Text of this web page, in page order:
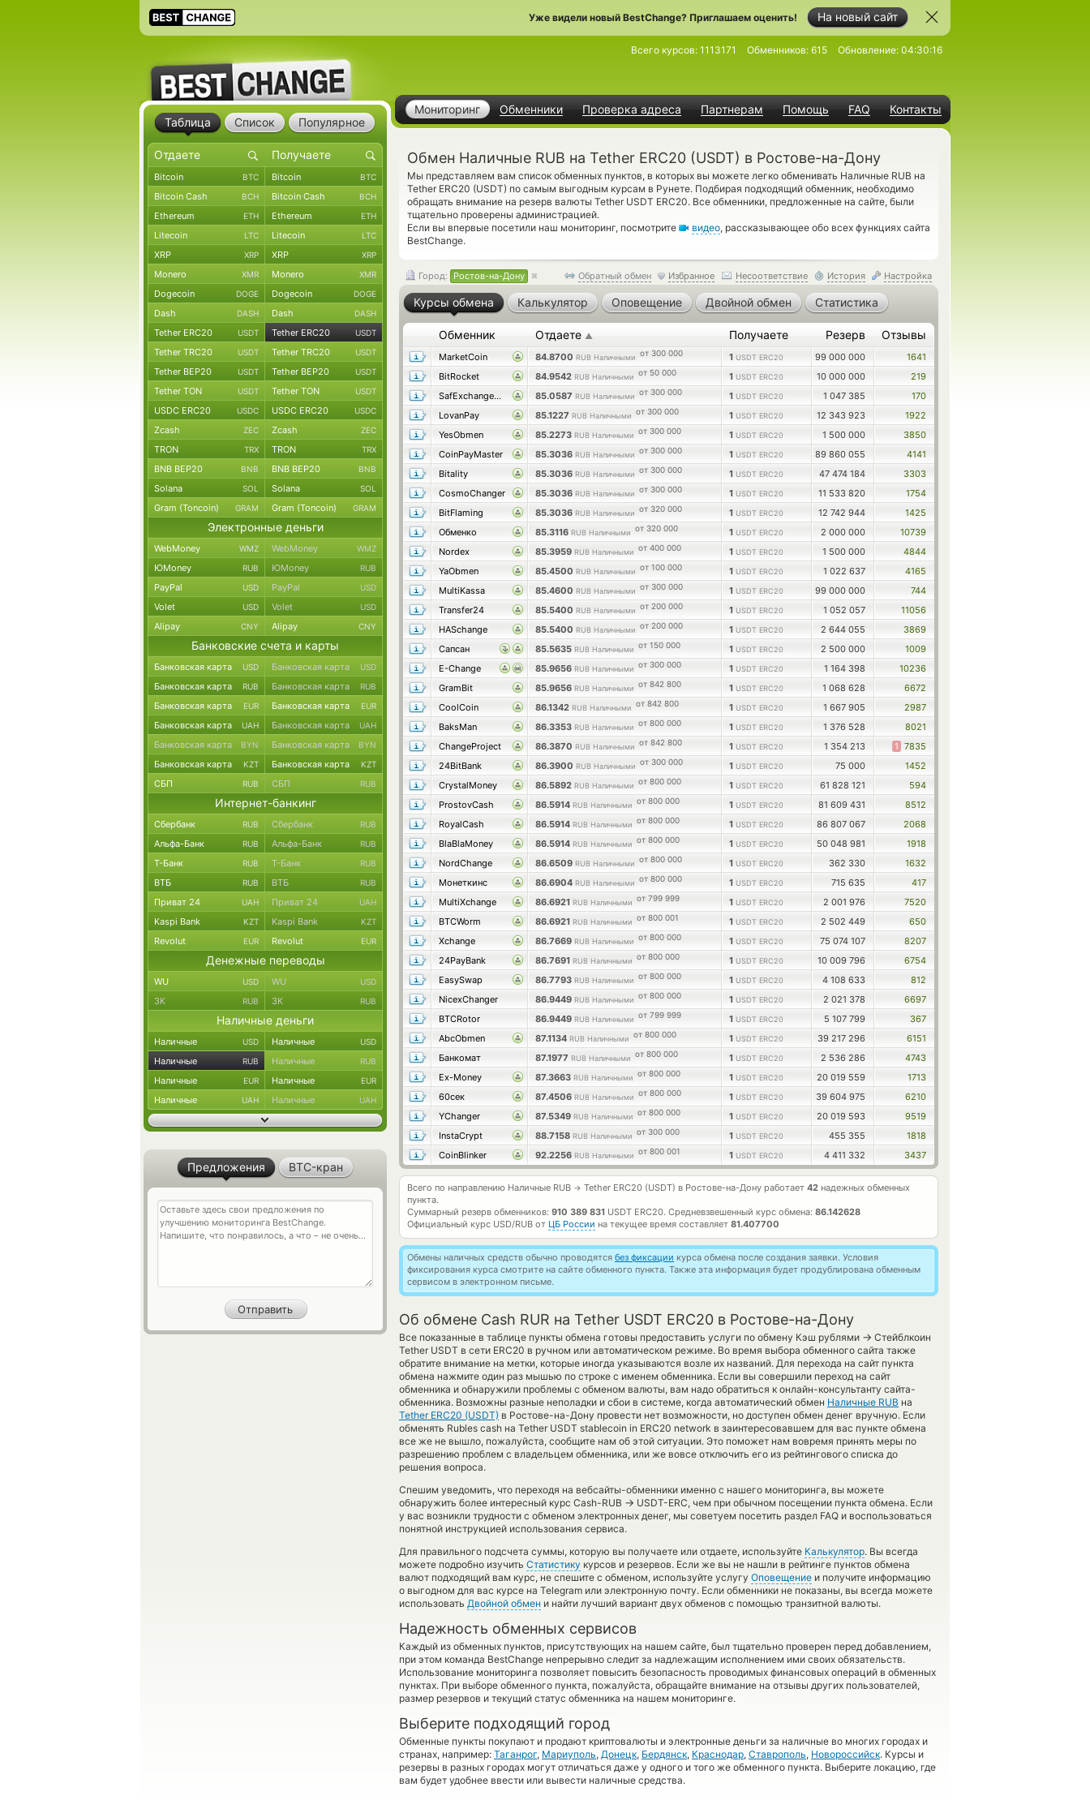
На новый сайт
Уже видели новый BestChange? Приглашаем оценить!
Мониторинг Обменники Проверка адреса Партнерам Помощь FAQ Контакты
Всего курсов: 1113171 Обменников: 615 Обновление: 04:30:16
Обмен Наличные RUB на Tether ERC20 (USDT) в Ростове-на-Дону
Мы представляем вам список обменных пунктов, в которых вы можете легко обменивать Наличные RUB на
Tether ERC20 (USDT) по самым выгодным курсам в Рунете. Подбирая подходящий обменник, необходимо
обращать внимание на резерв валюты Tether USDT ERC20. Все обменники, предложенные на сайте, были
тщательно проверены администрацией.
Если вы впервые посетили наш мониторинг, посмотрите
видео, рассказывающее обо всех функциях сайта
BestChange.
Обратный обмен Избранное Несоответствие История Настройка
Город: Ростов-на-Дону
Курсы обмена Калькулятор Оповещение Двойной обмен Статистика
Обменник Отдаете ▲ Получаете Резерв Отзывы
MarketCoin 84.8700 RUB Наличными от 300 000 1 USDT ERC20 99 000 000
1641
BitRocket
84.9542 RUB Наличными от 50 000 1 USDT ERC20 10 000 000
219
SafExchangePro
85.0587 RUB Наличными от 300 000 1 USDT ERC20 1 047 385
170
LovanPay
85.1227 RUB Наличными от 300 000 1 USDT ERC20 12 343 923
1922
YesObmen
85.2273 RUB Наличными от 300 000 1 USDT ERC20 1 500 000
3850
CoinPayMaster
85.3036 RUB Наличными от 300 000 1 USDT ERC20 89 860 055
4141
Bitality
85.3036 RUB Наличными от 300 000 1 USDT ERC20 47 474 184
3303
CosmoChanger
85.3036 RUB Наличными от 300 000 1 USDT ERC20 11 533 820
1754
BitFlaming
85.3036 RUB Наличными от 320 000 1 USDT ERC20 12 742 944
1425
Обменко
85.3116 RUB Наличными от 320 000 1 USDT ERC20 2 000 000
10739
Nordex
85.3959 RUB Наличными от 400 000 1 USDT ERC20 1 500 000
4844
YaObmen
85.4500 RUB Наличными от 100 000 1 USDT ERC20 1 022 637
4165
MultiKassa
85.4600 RUB Наличными от 300 000 1 USDT ERC20 99 000 000
744
Transfer24
85.5400 RUB Наличными от 200 000 1 USDT ERC20 1 052 057
11056
HASchange
85.5400 RUB Наличными от 200 000 1 USDT ERC20 2 644 055
3869
Сапсан
85.5635 RUB Наличными от 150 000 1 USDT ERC20 2 500 000
1009
E-Change
85.9656 RUB Наличными от 300 000 1 USDT ERC20 1 164 398
10236
GramBit
85.9656 RUB Наличными от 842 800 1 USDT ERC20 1 068 628
6672
CoolCoin
86.1342 RUB Наличными от 842 800 1 USDT ERC20 1 667 905
2987
BaksMan
86.3353 RUB Наличными от 800 000 1 USDT ERC20 1 376 528
8021
ChangeProject
86.3870 RUB Наличными от 842 800 1 USDT ERC20 1 354 213 1 7835
24BitBank
86.3900 RUB Наличными от 300 000 1 USDT ERC20 75 000
1452
CrystalMoney
86.5892 RUB Наличными от 800 000 1 USDT ERC20 61 828 121
594
ProstovCash
86.5914 RUB Наличными от 800 000 1 USDT ERC20 81 609 431
8512
RoyalCash
86.5914 RUB Наличными от 800 000 1 USDT ERC20 86 807 067
2068
BlaBlaMoney
86.5914 RUB Наличными от 800 000 1 USDT ERC20 50 048 981
1918
NordChange
86.6509 RUB Наличными от 800 000 1 USDT ERC20 362 330
1632
Монеткинс
86.6904 RUB Наличными от 800 000 1 USDT ERC20 715 635
417
MultiXchange
86.6921 RUB Наличными от 799 999 1 USDT ERC20 2 001 976
7520
BTCWorm
86.6921 RUB Наличными от 800 001 1 USDT ERC20 2 502 449
650
Xchange
86.7669 RUB Наличными от 800 000 1 USDT ERC20 75 074 107
8207
24PayBank
86.7691 RUB Наличными от 800 000 1 USDT ERC20 10 009 796
6754
EasySwap
86.7793 RUB Наличными от 800 000 1 USDT ERC20 4 108 633
812
NicexChanger
86.9449 RUB Наличными от 800 000 1 USDT ERC20 2 021 378
6697
BTCRotor
86.9449 RUB Наличными от 799 999 1 USDT ERC20 5 107 799
367
AbcObmen
87.1134 RUB Наличными от 800 000 1 USDT ERC20 39 217 296
6151
Банкомат
87.1977 RUB Наличными от 800 000 1 USDT ERC20 2 536 286
4743
Ex-Money
87.3663 RUB Наличными от 800 000 1 USDT ERC20 20 019 559
1713
60сек
87.4506 RUB Наличными от 800 000 1 USDT ERC20 39 604 975
6210
YChanger
87.5349 RUB Наличными от 800 000 1 USDT ERC20 20 019 593
9519
InstaCrypt
88.7158 RUB Наличными от 300 000 1 USDT ERC20 455 355
1818
CoinBlinker
92.2256 RUB Наличными от 800 001 1 USDT ERC20 4 411 332 3437
Всего по направлению Наличные RUB → Tether ERC20 (USDT) в Ростове-на-Дону работает 42 надежных обменных
пункта.
Суммарный резерв обменников: 910 389 831 USDT ERC20. Средневзвешенный курс обмена: 86.142628
Официальный курс USD/RUB от ЦБ России на текущее время составляет 81.407700
Обмены наличных средств обычно проводятся без фиксации курса обмена после создания заявки. Условия
фиксирования курса смотрите на сайте обменного пункта. Также эта информация будет продублирована обменным
сервисом в электронном письме.
Об обмене Cash RUR на Tether USDT ERC20 в Ростове-на-Дону
Все показанные в таблице пункты обмена готовы предоставить услуги по обмену Кэш рублями → Стейблкоин
Tether USDT в сети ERC20 в ручном или автоматическом режиме. Во время выбора обменного сайта также
обратите внимание на метки, которые иногда указываются возле их названий. Для перехода на сайт пункта
обмена нажмите один раз мышью по строке с именем обменника. Если вы совершили переход на сайт
обменника и обнаружили проблемы с обменом валюты, вам надо обратиться к онлайн-консультанту сайта-
обменника. Возможны разные неполадки и сбои в системе, когда автоматический обмен Наличные RUB на
Tether ERC20 (USDT) в Ростове-на-Дону провести нет возможности, но доступен обмен денег вручную. Если
обменять Rubles cash на Tether USDT stablecoin in ERC20 network в заинтересовавшем для вас пункте обмена
все же не вышло, пожалуйста, сообщите нам об этой ситуации. Это поможет нам вовремя принять меры по
разрешению проблем с владельцем обменника, или же вовсе отключить его из рейтингового списка до
решения вопроса.
Спешим уведомить, что переходя на вебсайты-обменники именно с нашего мониторинга, вы можете
обнаружить более интересный курс Cash-RUB → USDT-ERC, чем при обычном посещении пункта обмена. Если
у вас возникли трудности с обменом электронных денег, мы советуем посетить раздел FAQ и воспользоваться
понятной инструкцией использования сервиса.
Для правильного подсчета суммы, которую вы получаете или отдаете, используйте Калькулятор. Вы всегда
можете подробно изучить Статистику курсов и резервов. Если же вы не нашли в рейтинге пунктов обмена
валют подходящий вам курс, не спешите с обменом, используйте услугу Оповещение и получите информацию
о выгодном для вас курсе на Telegram или электронную почту. Если обменники не показаны, вы всегда можете
использовать Двойной обмен и найти лучший вариант двух обменов с помощью транзитной валюты.
Надежность обменных сервисов
Каждый из обменных пунктов, присутствующих на нашем сайте, был тщательно проверен перед добавлением,
при этом команда BestChange непрерывно следит за надлежащим исполнением ими своих обязательств.
Использование мониторинга позволяет повысить безопасность проводимых финансовых операций в обменных
пунктах. При выборе обменного пункта, пожалуйста, обращайте внимание на отзывы других пользователей,
размер резервов и текущий статус обменника на нашем мониторинге.
Выберите подходящий город
Обменные пункты покупают и продают криптовалюты и электронные деньги за наличные во многих городах и
странах, например: Таганрог, Мариуполь, Донецк, Бердянск, Краснодар, Ставрополь, Новороссийск. Курсы и
резервы в разных городах могут отличаться даже у одного и того же обменного пункта. Выберите локацию, где
вам будет удобнее ввести или вывести наличные средства.
Таблица Список Популярное
Bitcoin BTC Bitcoin BTC
Bitcoin Cash BCH Bitcoin Cash BCH
Ethereum ETH Ethereum ETH
Litecoin LTC Litecoin LTC
XRP XRP XRP XRP
Monero XMR Monero XMR
Dogecoin DOGE Dogecoin DOGE
Dash DASH Dash DASH
Tether ERC20 USDT Tether ERC20 USDT
Tether TRC20 USDT Tether TRC20 USDT
Tether BEP20 USDT Tether BEP20 USDT
Tether TON USDT Tether TON USDT
USDC ERC20 USDC USDC ERC20 USDC
Zcash ZEC Zcash ZEC
TRON TRX TRON TRX
BNB BEP20 BNB BNB BEP20 BNB
Solana SOL Solana SOL
Gram (Toncoin) GRAM Gram (Toncoin) GRAM
Электронные деньги
WebMoney WMZ WebMoney WMZ
ЮMoney RUB ЮMoney RUB
PayPal USD PayPal USD
Volet USD Volet USD
Alipay CNY Alipay CNY
Банковские счета и карты
Банковская карта USD Банковская карта USD
Банковская карта RUB Банковская карта RUB
Банковская карта EUR Банковская карта EUR
Банковская карта UAH Банковская карта UAH
Банковская карта BYN Банковская карта BYN
Банковская карта KZT Банковская карта KZT
СБП RUB СБП RUB
Интернет-банкинг
Сбербанк RUB Сбербанк RUB
Альфа-Банк RUB Альфа-Банк RUB
Т-Банк RUB Т-Банк RUB
ВТБ RUB ВТБ RUB
Приват 24 UAH Приват 24 UAH
Kaspi Bank KZT Kaspi Bank KZT
Revolut EUR Revolut EUR
Денежные переводы
WU USD WU USD
ЗК RUB ЗК RUB
Наличные деньги
Наличные USD Наличные USD
Наличные RUB Наличные RUB
Наличные EUR Наличные EUR
Наличные UAH Наличные UAH
Предложения BTC-кран